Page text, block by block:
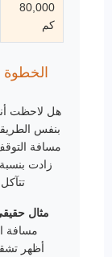
80,000
كم
هل لاحظت
بنفس
مثال
أظهر